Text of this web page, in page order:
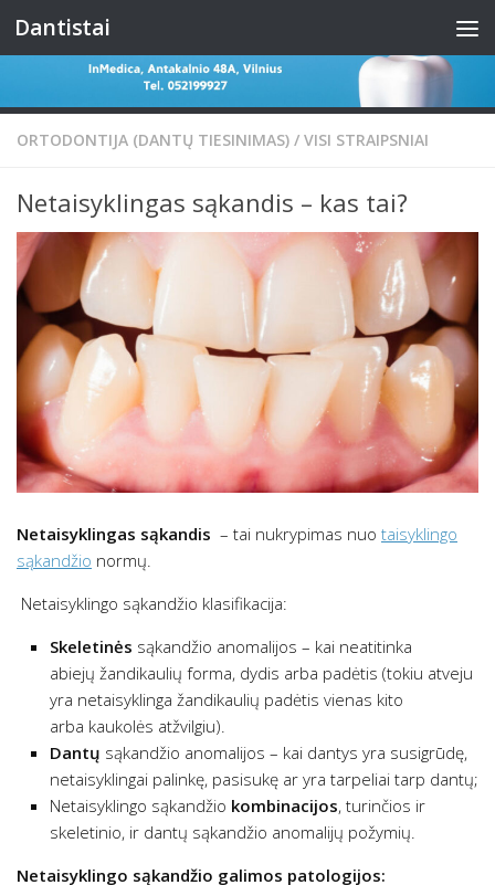
Skip to content
Dantistai
ORTODONTIJA (DANTŲ TIESINIMAS) / VISI STRAIPSNIAI
Netaisyklingas sąkandis – kas tai?
Netaisyklingas sąkandis – tai nukrypimas nuo taisyklingo
sąkandžio normų.
Netaisyklingo sąkandžio klasifikacija:
Skeletinės sąkandžio anomalijos – kai neatitinka
abiejų žandikaulių forma, dydis arba padėtis (tokiu atveju
yra netaisyklinga žandikaulių padėtis vienas kito
arba kaukolės atžvilgiu).
Dantų sąkandžio anomalijos – kai dantys yra susigrūdę,
netaisyklingai palinkę, pasisukę ar yra tarpeliai tarp dantų;
Netaisyklingo sąkandžio kombinacijos, turinčios ir
skeletinio, ir dantų sąkandžio anomalijų požymių.
Netaisyklingo sąkandžio galimos patologijos: